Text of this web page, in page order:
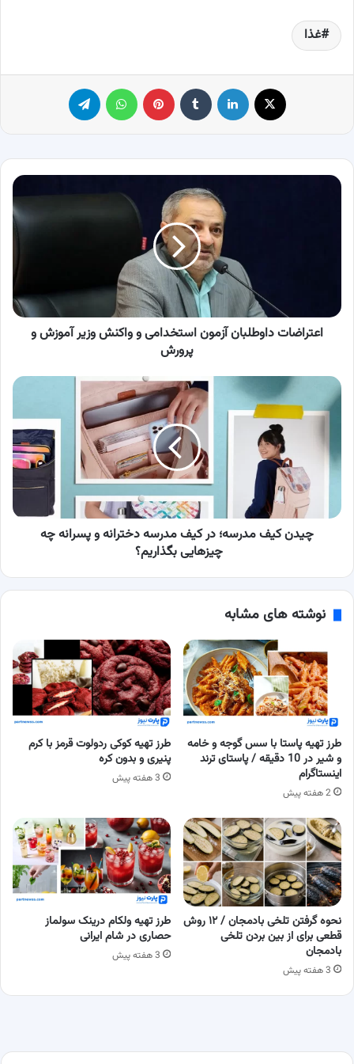
غذا
لینکدین ‫تامبلر پینترست
اعتراضات
و
پرورشاعتراضات داوطلبان آزمون استخدامی و واکنش وزیر آموزش و
پرورش
چیدن
کیف
مدرسه؛
کیف
مدرسه
پسرانه
چیدن کیف مدرسه؛ در کیف مدرسه دخترانه و پسرانه چه
چیزهایی بگذاریم؟
نوشته های مشابه
طرز تهیه پاستا با سس گوجه و خامه
و شیر در 10 دقیقه / پاستای ترند
اینستاگرام
2 هفته پیش
طرز تهیه کوکی ردولوت قرمز با کرم
پنیری و بدون کره
3 هفته پیش
نحوه گرفتن تلخی بادمجان / ۱۲ روش
قطعی برای از بین بردن تلخی
بادمجان
3 هفته پیش
طرز تهیه ولکام درینک سولماز
حصاری در شام ایرانی
3 هفته پیش